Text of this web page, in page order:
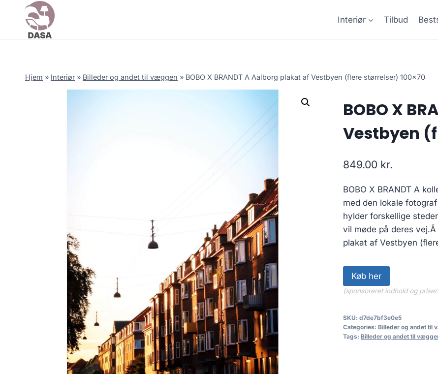
content
Interiør Tilbud
Hjem » Interiør » Billeder og andet til væggen » BOBO X BRANDT A Aalborg plakat af Vestbyen (flere størrelser) 100×70
BOBO X
Vestbyen
849.00 kr.
BOBO X BRANDT A
med den lokale
hylder forskellige
vil møde på deres vej.Â
plakat af Vestbyen
Køb her
(sponsoreret indhold og
SKU: d7de7bf3e0e5
Categories: Billeder og andet til
Tags: Billeder og andet til